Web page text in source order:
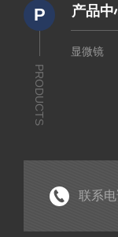
P
PRODUCTS
产品中
显微镜
联系